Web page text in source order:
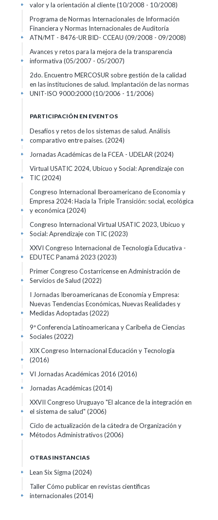
valor y la orientación al cliente(10/2008 - 10/2008)
+
Programa de Normas Internacionales de Información
Financiera y Normas Internacionales de Auditoría
ATN/MT - 8476-UR BID- CCEAU (09/2008 - 09/2008)
+
Avances y retos para la mejora de la transparencia
informativa (05/2007 - 05/2007)
+
2do. Encuentro MERCOSUR sobre gestión de la calidad
en las instituciones de salud. Implantación de las normas
UNIT-ISO 9000:2000(10/2006 - 11/2006)
+
PARTICIPACIÓN EN EVENTOS
Desafíos y retos de los sistemas de salud. Análisis
comparativo entre países. (2024)
+
Jornadas Académicas de la FCEA - UDELAR (2024)
+
Virtual USATIC 2024, Ubicuo y Social: Aprendizaje con
TIC(2024)
+
Congreso Internacional Iberoamericano de Economia y
Empresa 2024: Hacia la Triple Transición: social, ecológica
y económica (2024)
+
Congreso Internacional Virtual USATIC 2023, Ubicuo y
Social: Aprendizaje con TIC(2023)
+
XXVI Congreso Internacional de Tecnología Educativa -
EDUTEC Panamá 2023 (2023)
+
Primer Congreso Costarricense en Administración de
Servicios de Salud (2022)
+
I Jornadas Iberoamericanas de Economía y Empresa:
Nuevas Tendencias Económicas, Nuevas Realidades y
Medidas Adoptadas(2022)
+
9ª Conferencia Latinoamericana y Caribeña de Ciencias
Sociales(2022)
+
XIX Congreso Internacional Educación y Tecnología
(2016)
+
VI Jornadas Académicas 2016 (2016)
+
Jornadas Académicas(2014)
+
XXVII Congreso Uruguayo "El alcance de la integración en
el sistema de salud" (2006)
+
Ciclo de actualización de la cátedra de Organización y
Métodos Administrativos(2006)
+
OTRAS INSTANCIAS
Lean Six Sigma (2024)
+
Taller Cómo publicar en revistas científicas
internacionales(2014)
+